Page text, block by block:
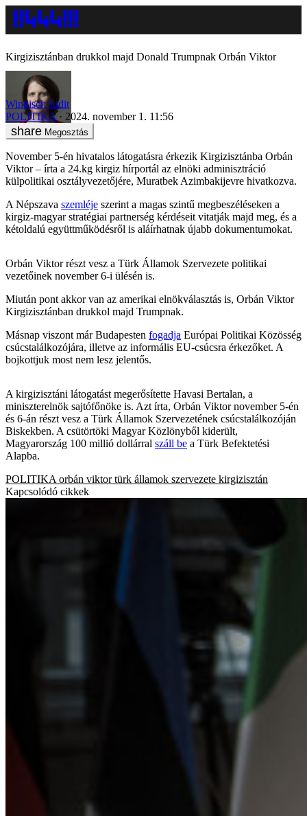
Kirgizisztánban drukkol majd Donald Trumpnak Orbán Viktor
Windisch Judit
POLITIKA
2024. november 1. 11:56
Megosztás
November 5-én hivatalos látogatásra érkezik Kirgizisztánba Orbán
Viktor – írta a 24.kg kirgiz hírportál az elnöki adminisztráció
külpolitikai osztályvezetőjére, Muratbek Azimbakijevre hivatkozva.
A Népszava szemléje szerint a magas szintű megbeszéléseken a
kirgiz-magyar stratégiai partnerség kérdéseit vitatják majd meg, és a
kétoldalú együttműködésről is aláírhatnak újabb dokumentumokat.
Orbán Viktor részt vesz a Türk Államok Szervezete politikai
vezetőinek november 6-i ülésén is.
Miután pont akkor van az amerikai elnökválasztás is, Orbán Viktor
Kirgizisztánban drukkol majd Trumpnak.
Másnap viszont már Budapesten fogadja Európai Politikai Közösség
csúcstalálkozójára, illetve az informális EU-csúcsra érkezőket. A
bojkottjuk most nem lesz jelentős.
A kirgizisztáni látogatást megerősítette Havasi Bertalan, a
miniszterelnök sajtófőnöke is. Azt írta, Orbán Viktor november 5-én
és 6-án részt vesz a Türk Államok Szervezetének csúcstalálkozóján
Biskekben. A csütörtöki Magyar Közlönyből kiderült,
Magyarország 100 millió dollárral száll be a Türk Befektetési
Alapba.
POLITIKA orbán viktor türk államok szervezete kirgizisztán
Kapcsolódó cikkek